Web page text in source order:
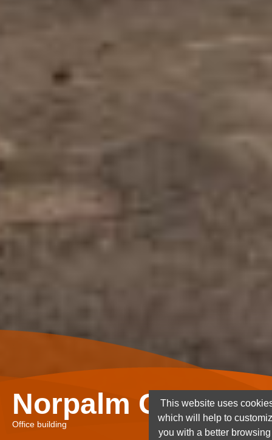
Norpalm Ghana
Office building
This website uses
which will help to
you with a better